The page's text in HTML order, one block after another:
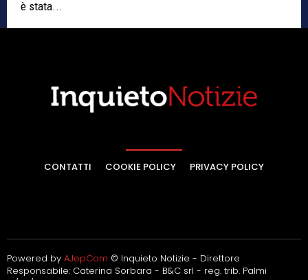
è stata...
CONTATTI COOKIE POLICY PRIVACY POLICY
Powered by AJepCom © Inquieto Notizie - Direttore
Responsabile: Caterina Sorbara - B&C srl - reg. trib. Palmi